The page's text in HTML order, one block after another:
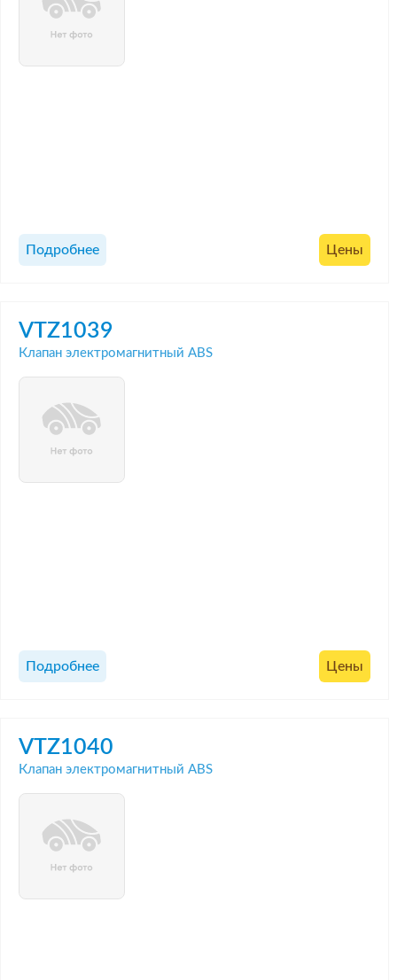
Подробнее Цены
VTZ1039
Клапан электромагнитный ABS
Подробнее Цены
VTZ1040
Клапан электромагнитный ABS